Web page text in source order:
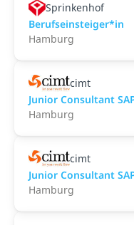
Sprinkenhof
Berufseinsteiger*in
Hamburg
cimt
Junior Consultant
Hamburg
cimt
Junior Consultant
Hamburg